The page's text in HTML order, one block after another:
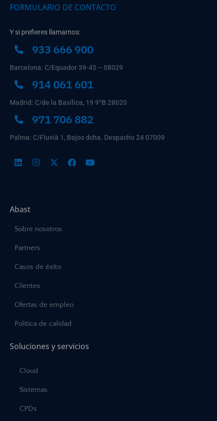
FORMULARIO DE CONTACTO
Y si prefieres llamarnos:
933 666 900
Barcelona: C/Equador 39-45 – 08029
914 061 601
Madrid: C/de la Basílica, 19 9ºB 28020
971 706 882
Palma: C/Fluvià 1, Bajos dcha. Despacho 24 07009
Abast
Sobre nosotros
Partners
Casos de éxito
Clientes
Ofertas de empleo
Política de calidad
Soluciones y servicios
Cloud
Sistemas
CPDs